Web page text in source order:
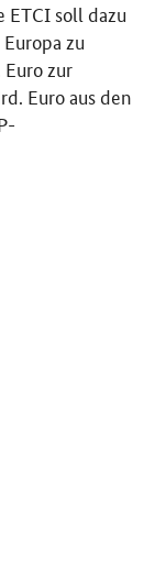
soll dazu
zu
zur
Euro aus den
Fenster.